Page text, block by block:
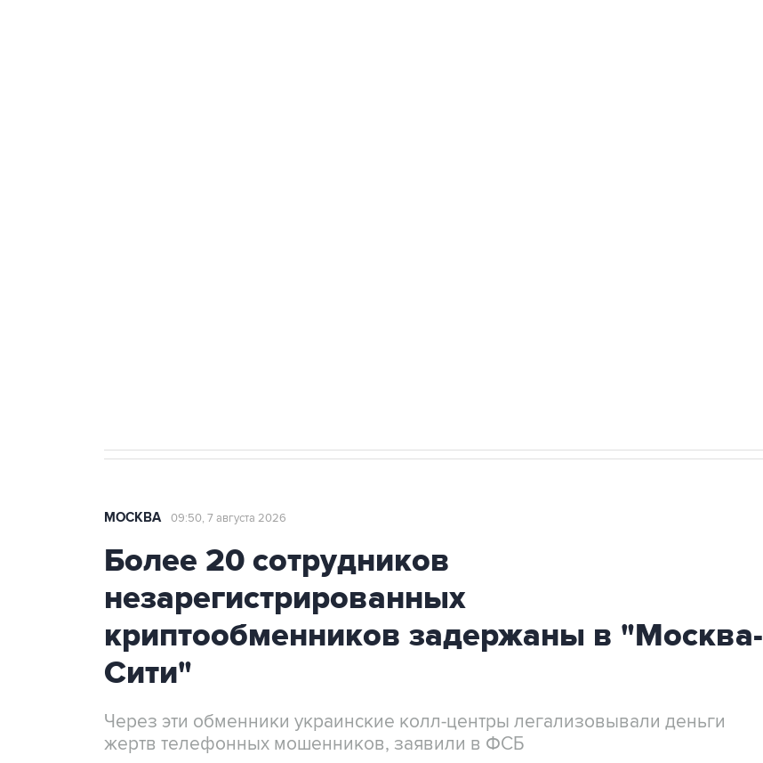
МОСКВА 09:50, 7 августа 2026
Более 20 сотрудников
незарегистрированных
криптообменников задержаны в "Москва-
Сити"
Через эти обменники украинские колл-центры легализовывали деньги
жертв телефонных мошенников, заявили в ФСБ